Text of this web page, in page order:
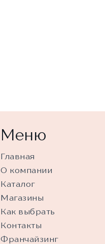
Меню
Главная
О компании
Каталог
Магазины
Как выбрать
Контакты
Франчайзинг